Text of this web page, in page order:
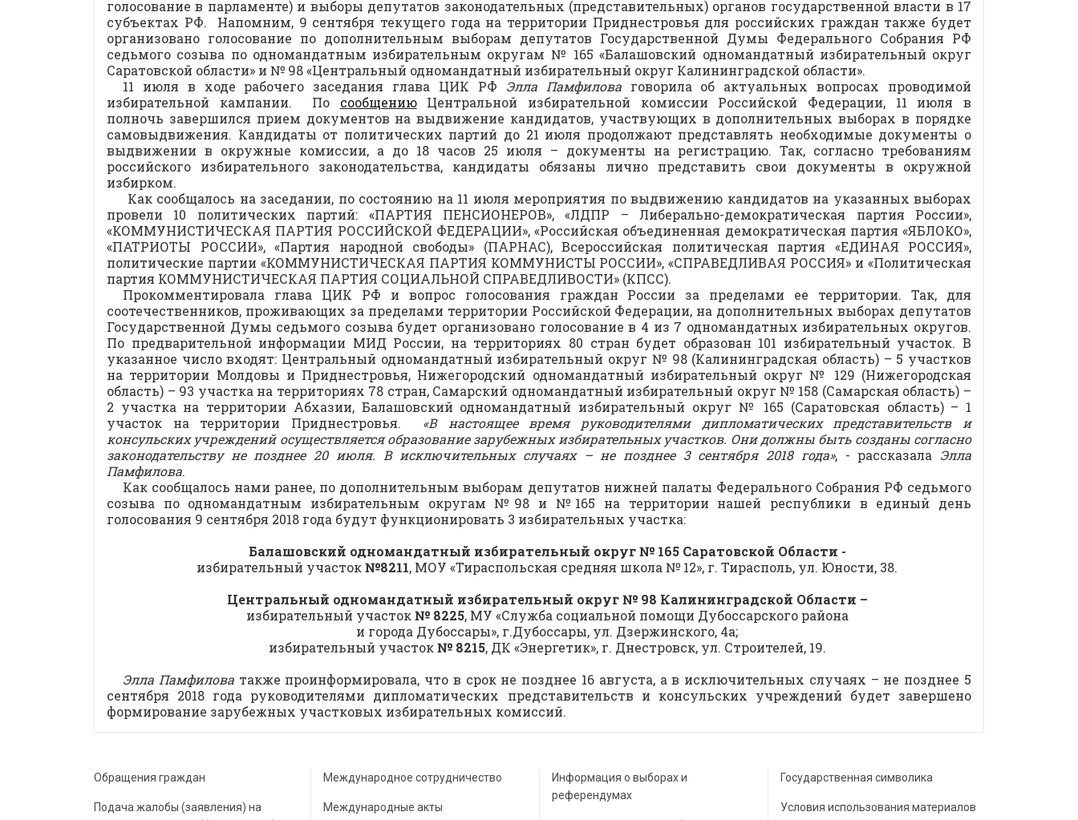
голосование в парламенте) и выборы депутатов законодательных (представительных) органов государственной власти в 17
субъектах РФ. Напомним, 9 сентября текущего года на территории Приднестровья для российских граждан также будет
организовано голосование по дополнительным выборам депутатов Государственной Думы Федерального Собрания РФ
седьмого созыва по одномандатным избирательным округам № 165 «Балашовский одномандатный избирательный округ
Саратовской области» и № 98 «Центральный одномандатный избирательный округ Калининградской области».
11 июля в ходе рабочего заседания глава ЦИК РФ Элла Памфиловаговорила об актуальных вопросах проводимой
избирательной кампании. По сообщениюЦентральной избирательной комиссии Российской Федерации, 11 июля в
полночь завершился прием документов на выдвижение кандидатов, участвующих в дополнительных выборах в порядке
самовыдвижения. Кандидаты от политических партий до 21 июля продолжают представлять необходимые документы о
выдвижении в окружные комиссии, а до 18 часов 25 июля – документы на регистрацию. Так, согласно требованиям
российского избирательного законодательства, кандидаты обязаны лично представить свои документы в окружной
избирком.
Как сообщалось на заседании, по состоянию на 11 июля мероприятия по выдвижению кандидатов на указанных выборах
провели 10 политических партий: «ПАРТИЯ ПЕНСИОНЕРОВ», «ЛДПР – Либерально-демократическая партия России»,
«КОММУНИСТИЧЕСКАЯ ПАРТИЯ РОССИЙСКОЙ ФЕДЕРАЦИИ», «Российская объединенная демократическая партия «ЯБЛОКО»,
«ПАТРИОТЫ РОССИИ», «Партия народной свободы» (ПАРНАС), Всероссийская политическая партия «ЕДИНАЯ РОССИЯ»,
политические партии «КОММУНИСТИЧЕСКАЯ ПАРТИЯ КОММУНИСТЫ РОССИИ», «СПРАВЕДЛИВАЯ РОССИЯ» и «Политическая
партия КОММУНИСТИЧЕСКАЯ ПАРТИЯ СОЦИАЛЬНОЙ СПРАВЕДЛИВОСТИ» (КПСС).
Прокомментировала глава ЦИК РФ и вопрос голосования граждан России за пределами ее территории. Так, для
соотечественников, проживающих за пределами территории Российской Федерации, на дополнительных выборах депутатов
Государственной Думы седьмого созыва будет организовано голосование в 4 из 7 одномандатных избирательных округов.
По предварительной информации МИД России, на территориях 80 стран будет образован 101 избирательный участок. В
указанное число входят: Центральный одномандатный избирательный округ № 98 (Калининградская область) – 5 участков
на территории Молдовы и Приднестровья, Нижегородский одномандатный избирательный округ № 129 (Нижегородская
область) – 93 участка на территориях 78 стран, Самарский одномандатный избирательный округ № 158 (Самарская область) –
2 участка на территории Абхазии, Балашовский одномандатный избирательный округ № 165 (Саратовская область) – 1
участок на территории Приднестровья. «В настоящее время руководителями дипломатических представительств и
консульских учреждений осуществляется образование зарубежных избирательных участков. Они должны быть созданы согласно
законодательству не позднее 20 июля. В исключительных случаях – не позднее 3 сентября 2018 года», - рассказала Элла
Памфилова.
Как сообщалось нами ранее, по дополнительным выборам депутатов нижней палаты Федерального Собрания РФ седьмого
созыва по одномандатным избирательным округам №98 и №165 на территории нашей республики в единый день
голосования 9 сентября 2018 года будут функционировать 3 избирательных участка:
Балашовский одномандатный избирательный округ № 165 Саратовской Области -
избирательный участок№8211, МОУ «Тираспольская средняя школа № 12», г. Тирасполь, ул. Юности, 38.
Центральный одномандатный избирательный округ № 98 Калининградской Области –
избирательный участок№ 8225, МУ «Служба социальной помощи Дубоссарского района
и города Дубоссары», г.Дубоссары, ул. Дзержинского, 4а;
избирательный участок№ 8215, ДК «Энергетик», г. Днестровск, ул. Строителей, 19.
Элла Памфиловатакже проинформировала, что в срок не позднее 16 августа, а в исключительных случаях – не позднее 5
сентября 2018 года руководителями дипломатических представительств и консульских учреждений будет завершено
формирование зарубежных участковых избирательных комиссий.
Обращения граждан
Подача жалобы (заявления) на
Международное сотрудничество
Международные акты
Информация о выборах и
референдумах
Государственная символика
Условия использования материалов